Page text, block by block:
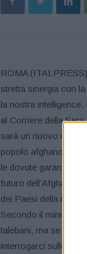
ROMA
stretta sinergia con
la nostra
al Corriere della
sarà un nuovo
popolo afghano”,
le dovute garanzie
futuro
dei Paesi della
Secondo il ministro
talebani, ma se
interrogarci sulle